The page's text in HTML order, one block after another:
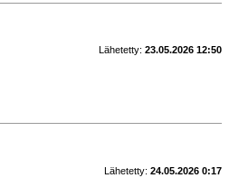
Lähetetty: 23.05.2026 12:50
Lähetetty: 24.05.2026 0:17